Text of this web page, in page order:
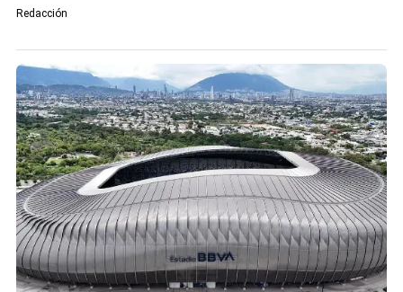
Redacción